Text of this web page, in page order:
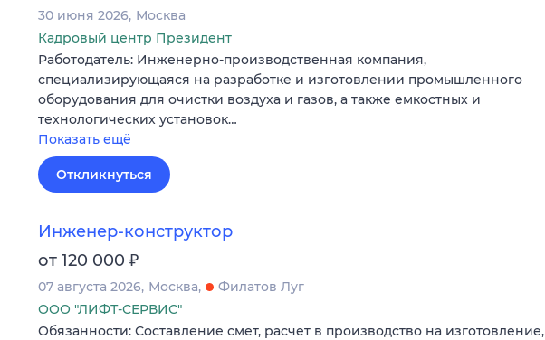
30 июня 2026 Москва
Кадровый центр Президент
Работодатель: Инженерно-производственная компания,
специализирующаяся на разработке и изготовлении промышленного
оборудования для очистки воздуха и газов, а также емкостных и
технологических установок…
Показать ещё
Откликнуться
Инженер-конструктор
от 120 000 ₽
07 августа 2026 Москва
Филатов Луг
ООО "ЛИФТ-СЕРВИС"
Обязанности: Составление смет, расчет в производство на изготовление,